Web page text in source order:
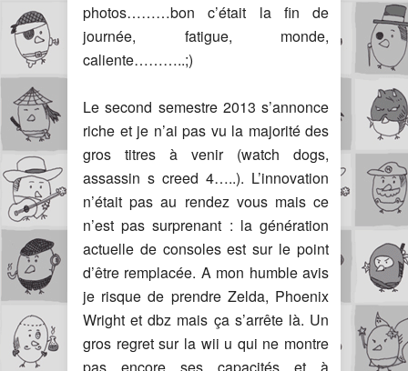
photos………bon c’était la fin de
journée, fatigue, monde,
caliente………..;)
Le second semestre 2013 s’annonce
riche et je n’ai pas vu la majorité des
gros titres à venir (watch dogs,
assassin s creed 4…..). L’innovation
n’était pas au rendez vous mais ce
n’est pas surprenant : la génération
actuelle de consoles est sur le point
d’être remplacée. A mon humble avis
je risque de prendre Zelda, Phoenix
Wright et dbz mais ça s’arrête là. Un
gros regret sur la wii u qui ne montre
pas encore ses capacités et à